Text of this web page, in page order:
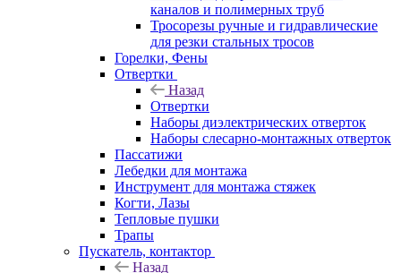
каналов и полимерных труб
Тросорезы ручные и гидравлические
для резки стальных тросов
Горелки, Фены
Отвертки
Назад
Отвертки
Наборы диэлектрических отверток
Наборы слесарно-монтажных отверток
Пассатижи
Лебедки для монтажа
Инструмент для монтажа стяжек
Когти, Лазы
Тепловые пушки
Трапы
Пускатель, контактор
Назад